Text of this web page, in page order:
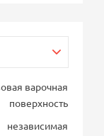
варочная
поверхность
независимая